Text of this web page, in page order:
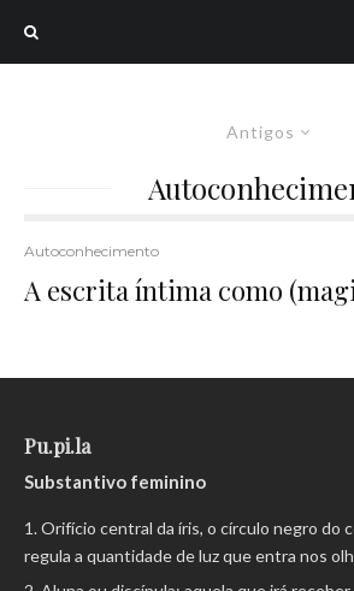
Antigos
Autoconhecimento
A escrita íntima como
Pu.pi.la
Substantivo feminino
Orifício central da íris, o círculo negro do
regula a quantidade de luz que entra nos